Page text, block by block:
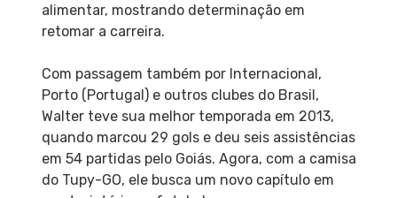
alimentar, mostrando determinação em
retomar a carreira.
Com passagem também por Internacional,
Porto (Portugal) e outros clubes do Brasil,
Walter teve sua melhor temporada em 2013,
quando marcou 29 gols e deu seis assistências
em 54 partidas pelo Goiás. Agora, com a camisa
do Tupy-GO, ele busca um novo capítulo em